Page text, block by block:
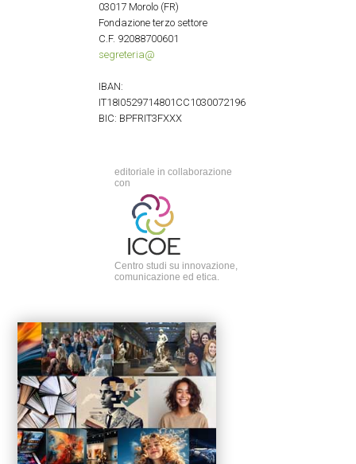
03017 Morolo (FR)
Fondazione terzo settore
C.F. 92088700601
segreteria@
IBAN:
IT18I0529714801CC1030072196
BIC: BPFRIT3FXXX
editoriale in collaborazione
con
Centro studi su innovazione,
comunicazione ed etica.